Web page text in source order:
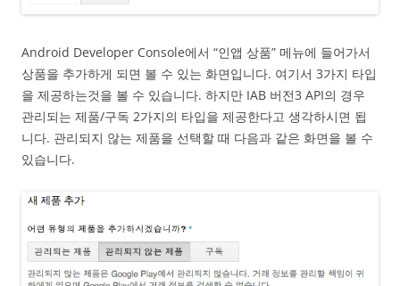
Android Developer Console에서 “인앱 상품” 메뉴에 들어가서
상품을 추가하게 되면 볼 수 있는 화면입니다. 여기서 3가지 타입
을 제공하는것을 볼 수 있습니다. 하지만 IAB 버전3 API의 경우
관리되는 제품/구독 2가지의 타입을 제공한다고 생각하시면 됩
니다. 관리되지 않는 제품을 선택할 때 다음과 같은 화면을 볼 수
있습니다.